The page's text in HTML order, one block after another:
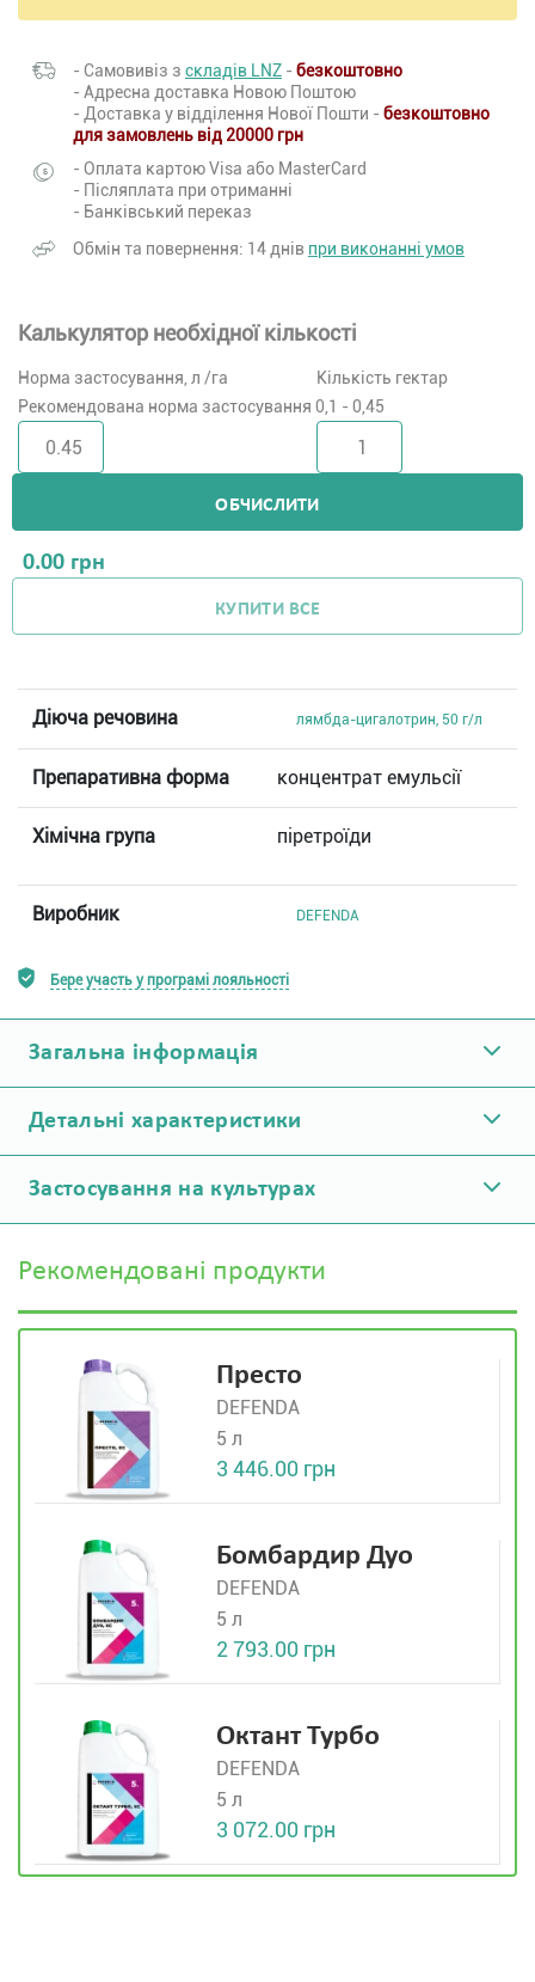
- Самовивіз з складів LNZ - безкоштовно
- Адресна доставка Новою Поштою
- Доставка у відділення Нової Пошти - безкоштовно
для замовлень від 20000 грн
- Оплата картою Visa або MasterCard
- Післяплата при отриманні
- Банківський переказ
Обмін та повернення: 14 днів при виконанні умов
Калькулятор необхідної кількості
Норма застосування, л /га
Кількість гектар
Рекомендована норма застосування 0,1 - 0,45
ОБЧИСЛИТИ
0.00 грн
КУПИТИ ВСЕ
Діюча речовина лямбда-цигалотрин, 50 г/л
Препаративна форма концентрат емульсії
Хімічна група піретроїди
Виробник DEFENDA
Бере участь у програмі лояльності
Загальна інформація
Детальні характеристики
Застосування на культурах
Рекомендовані продукти
Престо
DEFENDA
5 л
3 446.00 грн
Бомбардир Дуо
DEFENDA
5 л
2 793.00 грн
Октант Турбо
DEFENDA
5 л
3 072.00 грн